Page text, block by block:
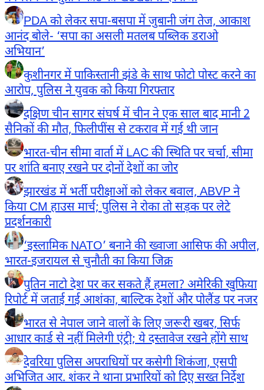
PDA को लेकर सपा-बसपा में जुबानी जंग तेज, आकाश
आनंद बोले- ‘सपा का असली मतलब पब्लिक डराओ
अभियान’
कुशीनगर में पाकिस्तानी झंडे के साथ फोटो पोस्ट करने का
आरोप, पुलिस ने युवक को किया गिरफ्तार
दक्षिण चीन सागर संघर्ष में चीन ने एक साल बाद मानी 2
सैनिकों की मौत, फिलीपींस से टकराव में गई थी जान
भारत-चीन सीमा वार्ता में LAC की स्थिति पर चर्चा, सीमा
पर शांति बनाए रखने पर दोनों देशों का जोर
झारखंड में भर्ती परीक्षाओं को लेकर बवाल, ABVP ने
किया CM हाउस मार्च; पुलिस ने रोका तो सड़क पर लेटे
प्रदर्शनकारी
‘इस्लामिक NATO’ बनाने की ख्वाजा आसिफ की अपील,
भारत-इजरायल से चुनौती का किया जिक्र
पुतिन नाटो देश पर कर सकते हैं हमला? अमेरिकी खुफिया
रिपोर्ट में जताई गई आशंका, बाल्टिक देशों और पोलैंड पर नजर
भारत से नेपाल जाने वालों के लिए जरूरी खबर, सिर्फ
आधार कार्ड से नहीं मिलेगी एंट्री; ये दस्तावेज रखने होंगे साथ
देवरिया पुलिस अपराधियों पर कसेगी शिकंजा, एसपी
अभिजित आर. शंकर ने थाना प्रभारियों को दिए सख्त निर्देश